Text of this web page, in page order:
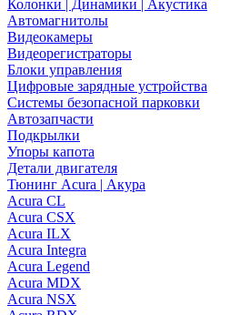
Колонки | Динамики | Акустика
Автомагнитолы
Видеокамеры
Видеорегистраторы
Блоки управления
Цифровые зарядные устройства
Системы безопасной парковки
Автозапчасти
Подкрылки
Упоры капота
Детали двигателя
Тюнинг Acura | Акура
Acura CL
Acura CSX
Acura ILX
Acura Integra
Acura Legend
Acura MDX
Acura NSX